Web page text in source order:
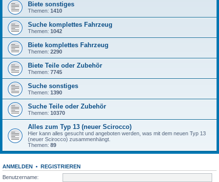
Biete sonstiges
Themen: 1410
Suche komplettes Fahrzeug
Themen: 1042
Biete komplettes Fahrzeug
Themen: 2290
Biete Teile oder Zubehör
Themen: 7745
Suche sonstiges
Themen: 1390
Suche Teile oder Zubehör
Themen: 10370
Alles zum Typ 13 (neuer Scirocco)
Hier kann alles gesucht und angeboten werden, was mit dem neuen Typ 13
(neuer Scirocco) zusammenhängt.
Themen: 89
ANMELDEN • REGISTRIEREN
Benutzername: